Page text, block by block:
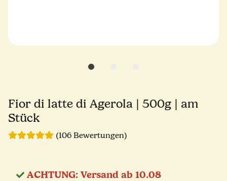
Fior di latte di Agerola | 500g | am
Stück
(106 Bewertungen)
ACHTUNG: Versand ab 10.08